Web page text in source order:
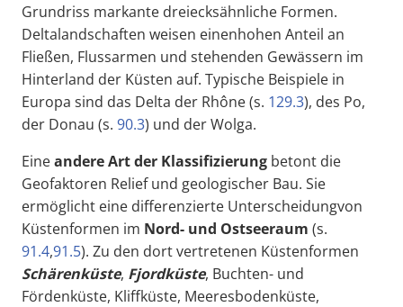
Grundriss markante dreiecksähnliche Formen.
Deltalandschaften weisen einenhohen Anteil an
Fließen, Flussarmen und stehenden Gewässern im
Hinterland der Küsten auf. Typische Beispiele in
Europa sind das Delta der Rhône (s. 129.3), des Po,
der Donau (s. 90.3) und der Wolga.
Eineandere Art der Klassifizierung betont die
Geofaktoren Relief und geologischer Bau. Sie
ermöglicht eine differenzierte Unterscheidungvon
Küstenformen im Nord- und Ostseeraum (s.
91.4,91.5). Zu den dort vertretenen Küstenformen
Schärenküste, Fjordküste, Buchten- und
Fördenküste, Kliffküste, Meeresbodenküste,